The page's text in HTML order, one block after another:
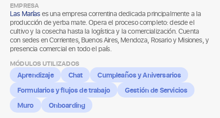
EMPRESA
Las Maríases una empresa correntina dedicada principalmente a la
producción de yerba mate. Opera el proceso completo: desde el
cultivo y la cosecha hasta la logística y la comercialización. Cuenta
con sedes en Corrientes, Buenos Aires, Mendoza, Rosario y Misiones, y
presencia comercial en todo el país.
MÓDULOS UTILIZADOS
Aprendizaje Chat
Cumpleaños y Aniversarios
Formularios y flujos de trabajo
Gestión de Servicios
Muro
Onboarding